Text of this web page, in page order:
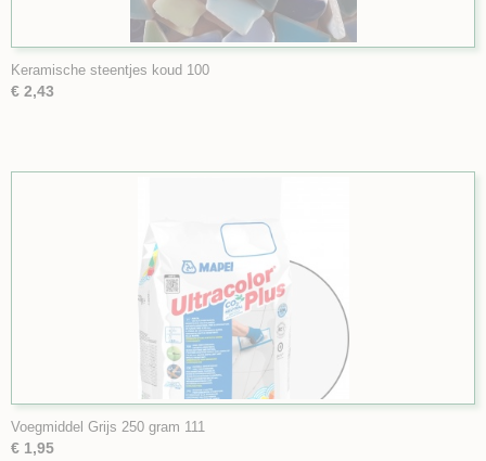
Keramische steentjes koud 100
€ 2,43
Voegmiddel Grijs 250 gram 111
€ 1,95